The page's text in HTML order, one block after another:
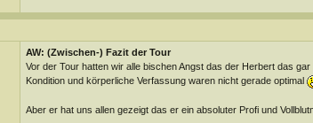
AW: (Zwischen-) Fazit der Tour
Vor der Tour hatten wir alle bischen Angst das der Herbert das gar
Kondition und körperliche Verfassung waren nicht gerade optimal
Aber er hat uns allen gezeigt das er ein absoluter Profi und